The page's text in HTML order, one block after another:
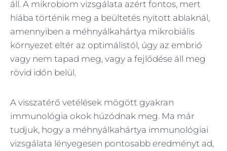
áll. A mikrobiom vizsgálata azért fontos, mert
hiába történik meg a beültetés nyitott ablaknál,
amennyiben a méhnyálkahártya mikrobiális
környezet eltér az optimálistól, úgy az embrió
vagy nem tapad meg, vagy a fejlődése áll meg
rövid időn belül.
A visszatérő vetélések mögött gyakran
immunológia okok húzódnak meg. Ma már
tudjuk, hogy a méhnyálkahártya immunológiai
vizsgálata lényegesen pontosabb eredményt ad,